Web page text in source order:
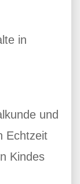
in
und
Echtzeit
Kindes